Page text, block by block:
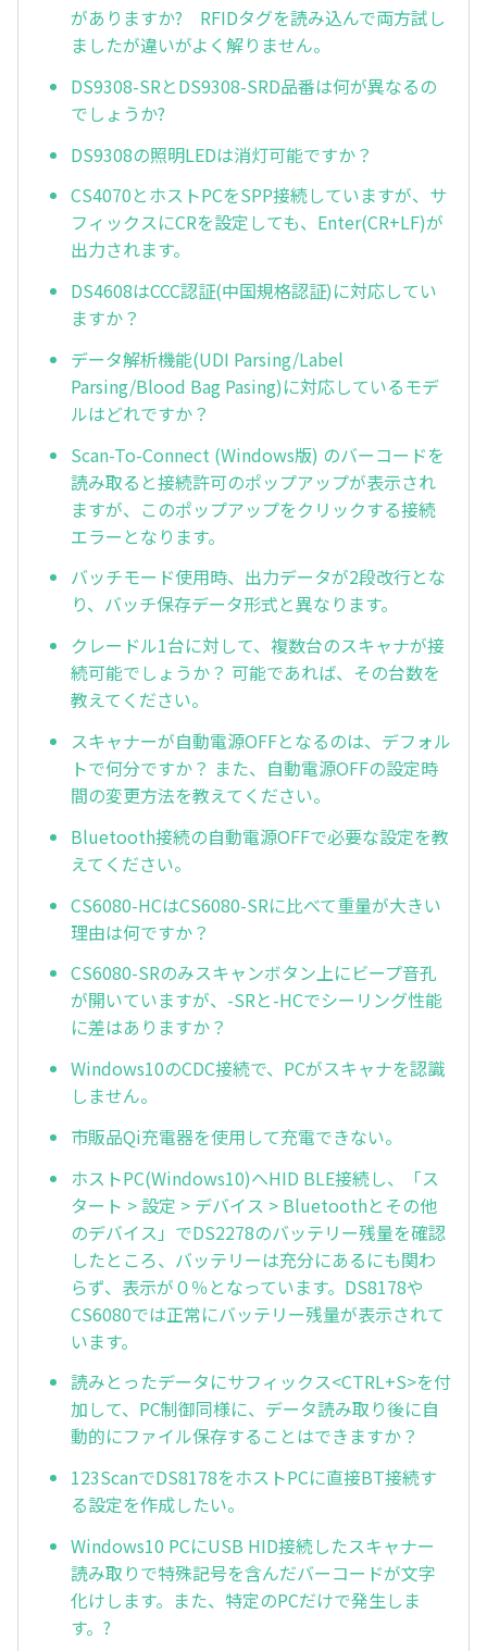
がありますか? RFIDタグを読み込んで両方試し
ましたが違いがよく解りません。
DS9308-SRとDS9308-SRD品番は何が異なるの
でしょうか?
DS9308の照明LEDは消灯可能ですか？
CS4070とホストPCをSPP接続していますが、サ
フィックスにCRを設定しても、Enter(CR+LF)が
出力されます。
DS4608はCCC認証(中国規格認証)に対応してい
ますか？
データ解析機能(UDI Parsing/Label
Parsing/Blood Bag Pasing)に対応しているモデ
ルはどれですか？
Scan-To-Connect (Windows版) のバーコードを
読み取ると接続許可のポップアップが表示され
ますが、このポップアップをクリックする接続
エラーとなります。
バッチモード使用時、出力データが2段改行とな
り、バッチ保存データ形式と異なります。
クレードル1台に対して、複数台のスキャナが接
続可能でしょうか？ 可能であれば、その台数を
教えてください。
スキャナーが自動電源OFFとなるのは、デフォル
トで何分ですか？ また、自動電源OFFの設定時
間の変更方法を教えてください。
Bluetooth接続の自動電源OFFで必要な設定を教
えてください。
CS6080-HCはCS6080-SRに比べて重量が大きい
理由は何ですか？
CS6080-SRのみスキャンボタン上にビープ音孔
が開いていますが、-SRと-HCでシーリング性能
に差はありますか？
Windows10のCDC接続で、PCがスキャナを認識
しません。
市販品Qi充電器を使用して充電できない。
ホストPC(Windows10)へHID BLE接続し、「ス
タート > 設定 > デバイス > Bluetoothとその他
のデバイス」でDS2278のバッテリー残量を確認
したところ、バッテリーは充分にあるにも関わ
らず、表示が０％となっています。DS8178や
CS6080では正常にバッテリー残量が表示されて
います。
読みとったデータにサフィックス<CTRL+S>を付
加して、PC制御同様に、データ読み取り後に自
動的にファイル保存することはできますか？
123ScanでDS8178をホストPCに直接BT接続す
る設定を作成したい。
Windows10 PCにUSB HID接続したスキャナー
読み取りで特殊記号を含んだバーコードが文字
化けします。また、特定のPCだけで発生しま
す。?